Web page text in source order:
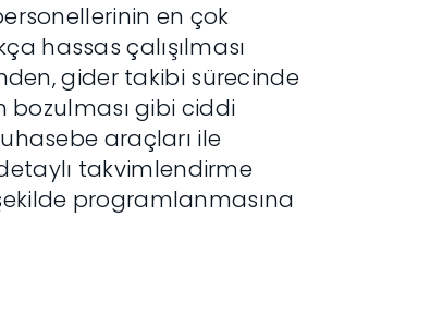
en çok
hassas çalışılması
gider takibi sürecinde
bozulması gibi ciddi
araçları ile
takvimlendirme
programlanmasına